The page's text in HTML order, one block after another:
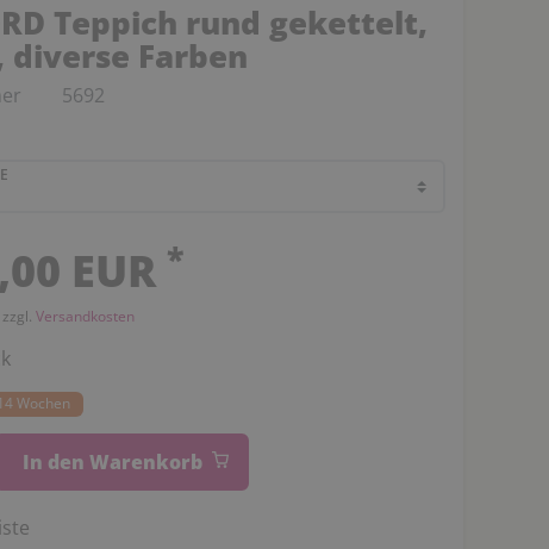
Teppich rund gekettelt,
diverse Farben
5692
EUR *
Versandkosten
Wochen
In den Warenkorb